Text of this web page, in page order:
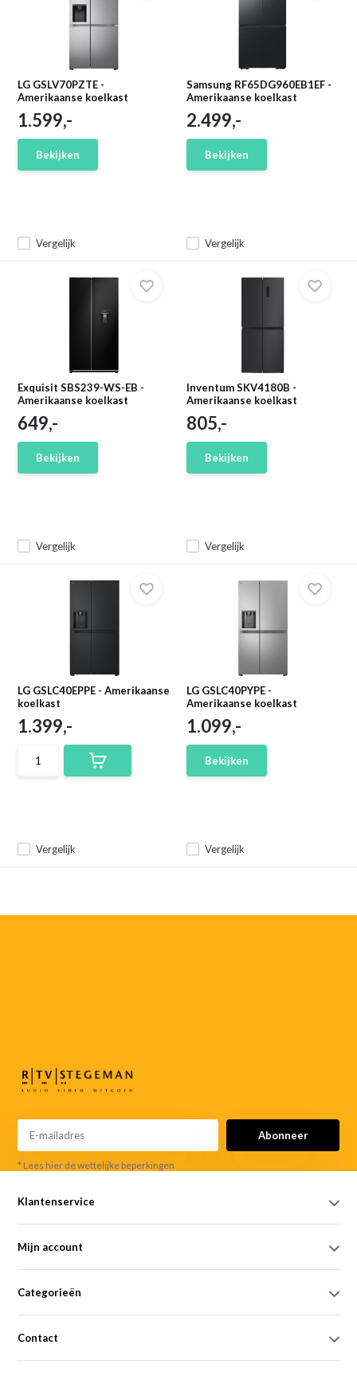
LG GSLV70PZTE -
Amerikaanse koelkast
Vergelijk
1.599,-
Bekijken
Samsung RF65DG960EB1EF -
Amerikaanse koelkast
Vergelijk
2.499,-
Bekijken
Exquisit SBS239-WS-EB -
Amerikaanse koelkast
Vergelijk
649,-
Bekijken
Inventum SKV4180B -
Amerikaanse koelkast
Vergelijk
805,-
Bekijken
LG GSLC40EPPE - Amerikaanse
koelkast
Vergelijk
1.399,-
LG GSLC40PYPE -
Amerikaanse koelkast
Vergelijk
1.099,-
Bekijken
Abonneer
* Lees hier de wettelijke beperkingen
Klantenservice
Mijn account
Categorieën
Contact